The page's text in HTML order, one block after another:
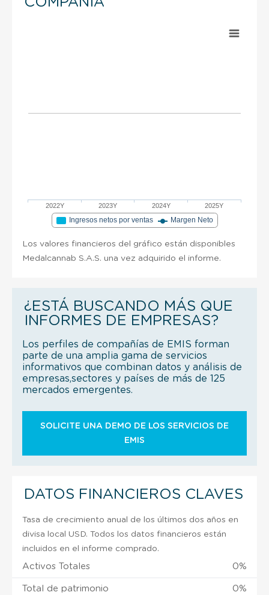
2022Y 2023Y 2024Y 2025Y
Ingresos netos por ventas Margen Neto
Los valores financieros del gráfico están disponibles
Medalcannab S.A.S. una vez adquirido el informe.
¿ESTÁ BUSCANDO MÁS QUE
INFORMES DE EMPRESAS?
Los perfiles de compañías de EMIS forman
parte de una amplia gama de servicios
informativos que combinan datos y análisis de
empresas,sectores y países de más de 125
mercados emergentes.
SOLICITE UNA DEMO DE LOS SERVICIOS DE
EMIS
DATOS FINANCIEROS CLAVES
Tasa de crecimiento anual de los últimos dos años en
divisa local USD. Todos los datos financieros están
incluidos en el informe comprado.
Activos Totales 0%
Total de patrimonio 0%